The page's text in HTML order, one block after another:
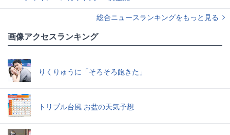
総合ニュースランキングをもっと見る
画像アクセスランキング
りくりゅうに「そろそろ飽きた」
トリプル台風 お盆の天気予想